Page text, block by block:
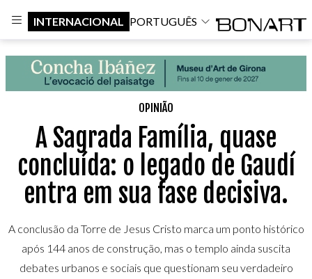
INTERNACIONAL PORTUGUÊS
OPINIÃO
A Sagrada Família, quase
concluída: o legado de Gaudí
entra em sua fase decisiva.
A conclusão da Torre de Jesus Cristo marca um ponto histórico
após 144 anos de construção, mas o templo ainda suscita
debates urbanos e sociais que questionam seu verdadeiro